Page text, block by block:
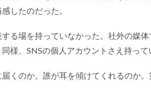
したのだった。
る場を持っていなかった。社外の媒
様、SNSの個人アカウントさえ持って
くのか。誰が耳を傾けてくれるのか